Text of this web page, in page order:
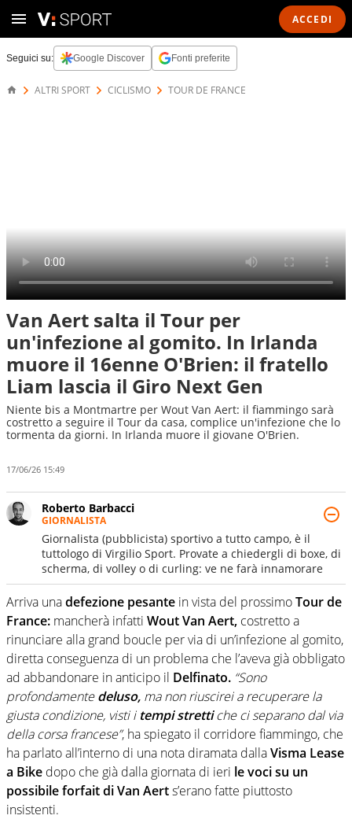
ACCEDI
Seguici su: Google Discover Fonti preferite
ALTRI SPORT CICLISMO TOUR DE FRANCE
Van Aert salta il Tour per
un'infezione al gomito. In Irlanda
muore il 16enne O'Brien: il fratello
Liam lascia il Giro Next Gen
Niente bis a Montmartre per Wout Van Aert: il fiammingo sarà
costretto a seguire il Tour da casa, complice un'infezione che lo
tormenta da giorni. In Irlanda muore il giovane O'Brien.
17/06/26 15:49
Roberto Barbacci
GIORNALISTA
Giornalista (pubblicista) sportivo a tutto campo, è il
tuttologo di Virgilio Sport. Provate a chiedergli di boxe, di
scherma, di volley o di curling: ve ne farà innamorare
Arriva unadefezione pesante in vista del prossimoTour de
France: mancherà infatti Wout Van Aert, costretto a
rinunciare alla grand boucle per via di un’infezione al gomito,
diretta conseguenza di un problema che l’aveva già obbligato
ad abbandonare in anticipo il Delfinato. “Sono
profondamentedeluso, ma non riuscirei a recuperare la
giusta condizione, visti itempi strettiche ci separano dal via
della corsa francese”, ha spiegato il corridore fiammingo, che
ha parlato all’interno di una nota diramata dallaVisma Lease
a Bike dopo che già dalla giornata di ieri le voci su un
possibile forfait di Van Aerts’erano fatte piuttosto
insistenti.